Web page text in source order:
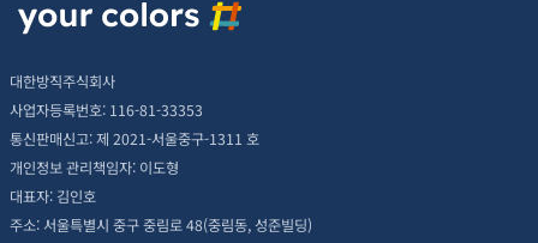
대한방직주식회사
사업자등록번호: 116-81-33353
통신판매신고: 제 2021-서울중구-1311 호
개인정보 관리책임자: 이도형
대표자: 김인호
주소: 서울특별시 중구 중림로 48(중림동, 성준빌딩)